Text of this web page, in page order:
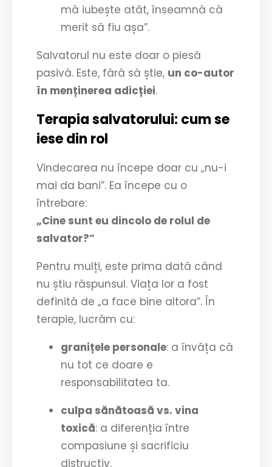
mă iubește atât, înseamnă că
merit să fiu așa”.
Salvatorul nu este doar o piesă
pasivă. Este, fără să știe, un co-autor
în menținerea adicției.
Terapia salvatorului: cum se
iese din rol
Vindecarea nu începe doar cu „nu-i
mai da bani”. Ea începe cu o
întrebare:
„Cine sunt eu dincolo de rolul de
salvator?”
Pentru mulți, este prima dată când
nu știu răspunsul. Viața lor a fost
definită de „a face bine altora”. În
terapie, lucrăm cu:
granițele personale: a învăța că
nu tot ce doare e
responsabilitatea ta.
culpa sănătoasă vs. vina
toxică: a diferenția între
compasiune și sacrificiu
distructiv.